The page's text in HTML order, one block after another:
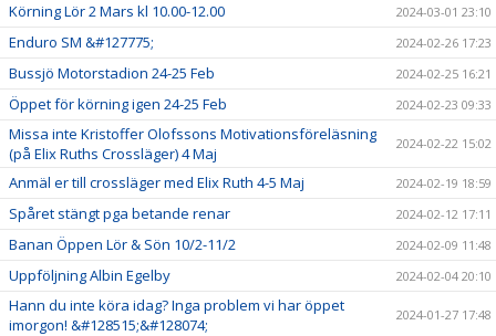
Körning Lör 2 Mars kl 10.00-12.00 2024-03-01 23:10
Enduro SM &#127775; 2024-02-26 17:23
Bussjö Motorstadion 24-25 Feb 2024-02-25 16:21
Öppet för körning igen 24-25 Feb 2024-02-23 09:33
Missa inte Kristoffer Olofssons Motivationsföreläsning
(på Elix Ruths Crossläger) 4 Maj
2024-02-22 15:02
Anmäl er till crossläger med Elix Ruth 4-5 Maj 2024-02-19 18:59
Spåret stängt pga betande renar 2024-02-12 17:11
Banan Öppen Lör & Sön 10/2-11/2 2024-02-09 11:48
Uppföljning Albin Egelby 2024-02-04 20:10
Hann du inte köra idag? Inga problem vi har öppet
imorgon! &#128515;&#128074;
2024-01-27 17:48